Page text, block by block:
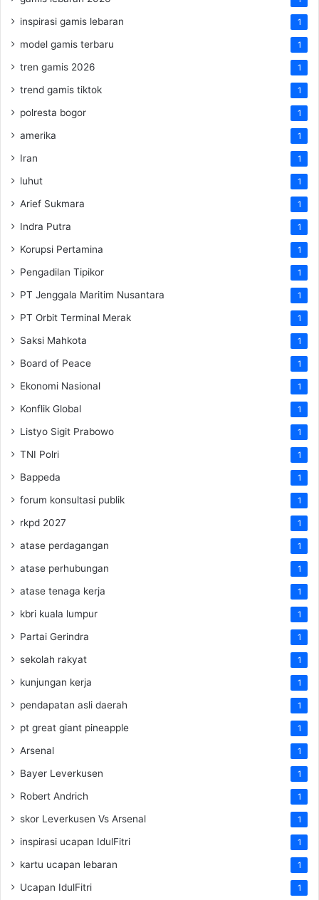
inspirasi gamis lebaran 1
model gamis terbaru 1
tren gamis 2026 1
trend gamis tiktok 1
polresta bogor 1
amerika 1
Iran 1
luhut 1
Arief Sukmara 1
Indra Putra 1
Korupsi Pertamina 1
Pengadilan Tipikor 1
PT Jenggala Maritim Nusantara 1
PT Orbit Terminal Merak 1
Saksi Mahkota 1
Board of Peace 1
Ekonomi Nasional 1
Konflik Global 1
Listyo Sigit Prabowo 1
TNI Polri 1
Bappeda 1
forum konsultasi publik 1
rkpd 2027 1
atase perdagangan 1
atase perhubungan 1
atase tenaga kerja 1
kbri kuala lumpur 1
Partai Gerindra 1
sekolah rakyat 1
kunjungan kerja 1
pendapatan asli daerah 1
pt great giant pineapple 1
Arsenal 1
Bayer Leverkusen 1
Robert Andrich 1
skor Leverkusen Vs Arsenal 1
inspirasi ucapan IdulFitri 1
kartu ucapan lebaran 1
Ucapan IdulFitri 1